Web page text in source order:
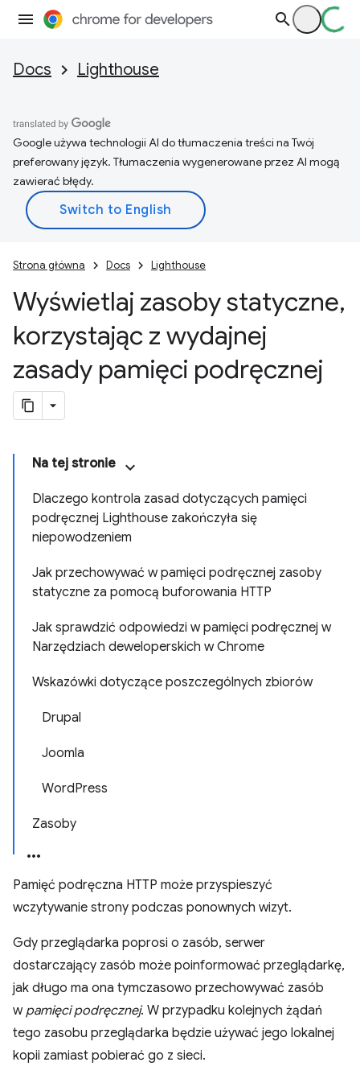
Docs Lighthouse
Google używa technologii AI do tłumaczenia treści na Twój
preferowany język. Tłumaczenia wygenerowane przez AI mogą
zawierać błędy.
Strona główna Docs Lighthouse
Wyświetlaj zasoby statyczne,
korzystając z wydajnej
zasady pamięci podręcznej
Na tej stronie
Dlaczego kontrola zasad dotyczących pamięci
podręcznej Lighthouse zakończyła się
niepowodzeniem
Jak przechowywać w pamięci podręcznej zasoby
statyczne za pomocą buforowania HTTP
Jak sprawdzić odpowiedzi w pamięci podręcznej w
Narzędziach deweloperskich w Chrome
Wskazówki dotyczące poszczególnych zbiorów
Drupal
Joomla
WordPress
Zasoby
Pamięć podręczna HTTP może przyspieszyć
wczytywanie strony podczas ponownych wizyt.
Gdy przeglądarka poprosi o zasób, serwer
dostarczający zasób może poinformować przeglądarkę,
jak długo ma ona tymczasowo przechowywać zasób
wpamięci podręcznej. W przypadku kolejnych żądań
tego zasobu przeglądarka będzie używać jego lokalnej
kopii zamiast pobierać go z sieci.